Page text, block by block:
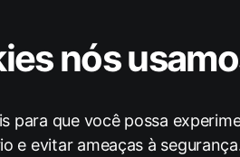
nós
para que você possa
e evitar ameaças à